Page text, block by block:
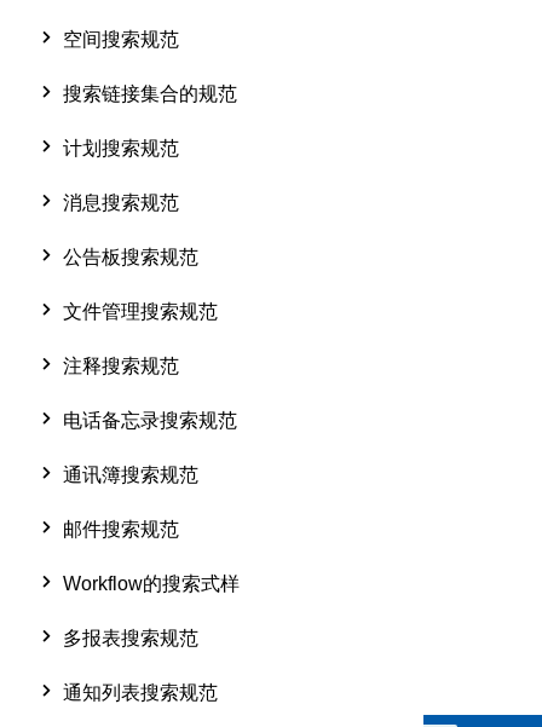
空间搜索规范
搜索链接集合的规范
计划搜索规范
消息搜索规范
公告板搜索规范
文件管理搜索规范
注释搜索规范
电话备忘录搜索规范
通讯簿搜索规范
邮件搜索规范
Workflow的搜索式样
多报表搜索规范
通知列表搜索规范